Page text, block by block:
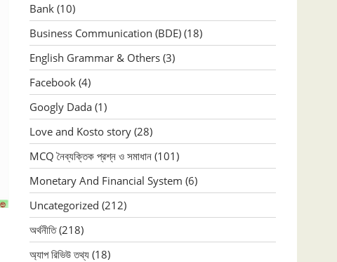
Bank (10)
Business Communication (BDE) (18)
English Grammar & Others (3)
Facebook (4)
Googly Dada (1)
Love and Kosto story (28)
MCQ নৈব্যক্তিক প্রশ্ন ও সমাধান (101)
Monetary And Financial System (6)
Uncategorized (212)
অর্থনীতি(218)
অ্যাপ রিভিউ তথ্য (18)